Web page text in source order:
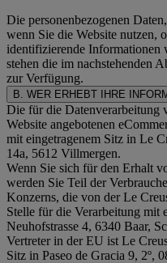
Die personenbezogenen
wenn Sie die Website nutzen,
identifizierende Informationen
stehen die im nachstehenden
zur Verfügung.
B. WER ERHEBT IHRE
Die für die Datenverarbeitung
Website angebotenen
mit eingetragenem Sitz in Le
14a, 5612 Villmergen.
Wenn Sie sich für den Erhalt
werden Sie Teil der
Konzerns, die von der Le
Stelle für die Verarbeitung mit
Neuhofstrasse 4, 6340 Baar,
Vertreter in der EU ist Le
Sitz in Paseo de Gracia 9, 2º,